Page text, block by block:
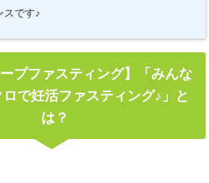
スです♪
ープファスティング】「みんな
で妊活ファスティング♪」と
は？